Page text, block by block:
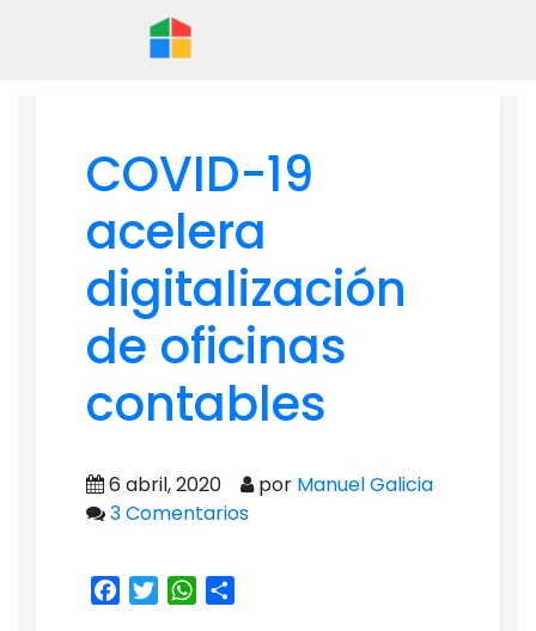
COVID-19
acelera
digitalización
de oficinas
contables
6 abril, 2020 por Manuel Galicia
3 Comentarios
Facebook
TwitterWhatsApp